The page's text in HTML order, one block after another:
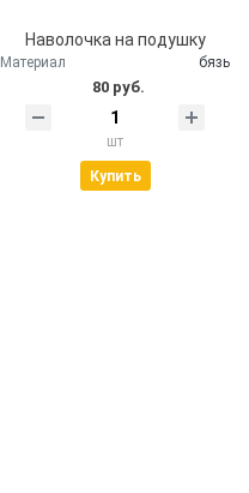
Наволочка на подушку
Материал бязь
80 руб.
шт
Купить